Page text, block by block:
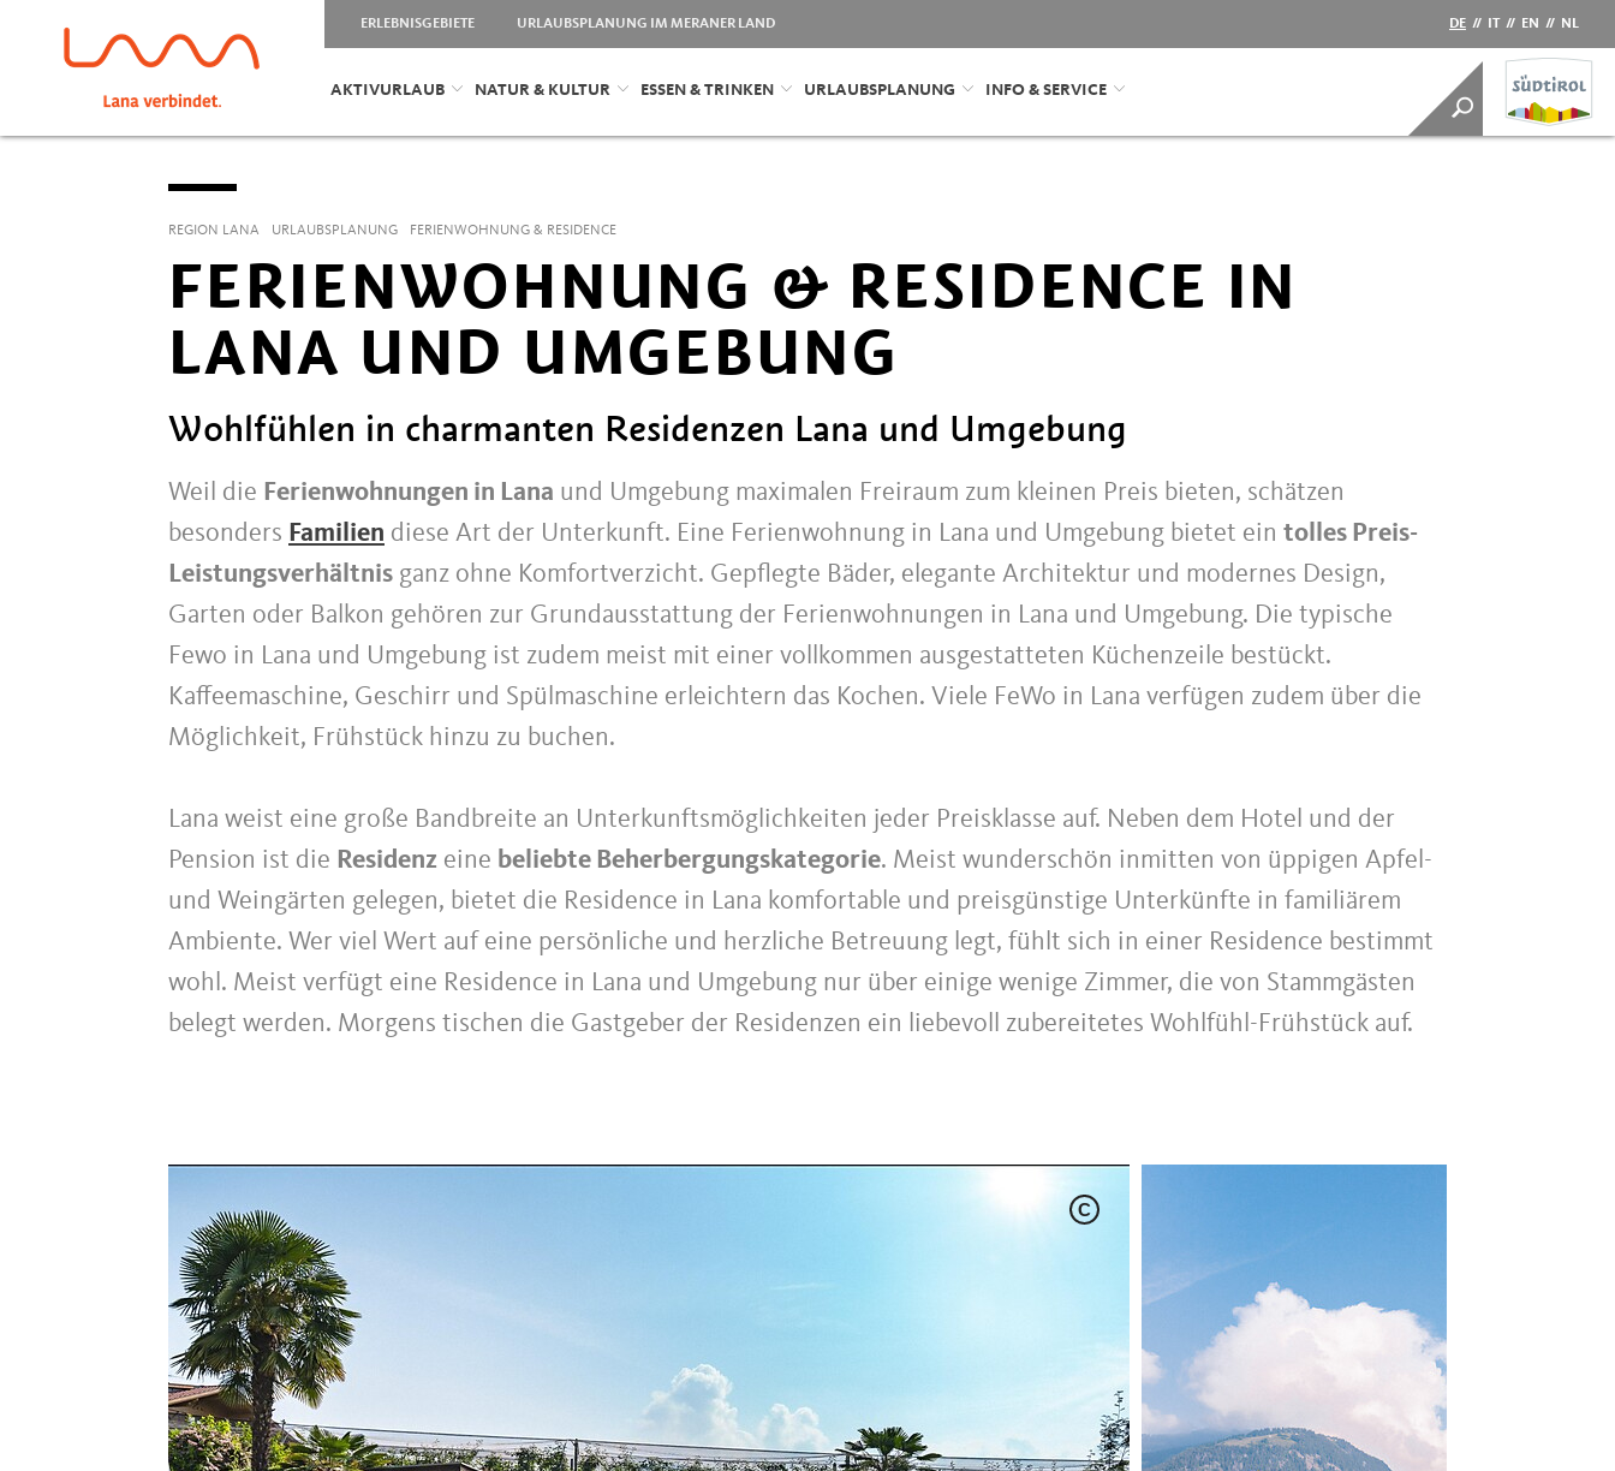
ERLEBNISGEBIETE URLAUBSPLANUNG IM MERANER LAND DE // IT // EN // NL
AKTIVURLAUB NATUR & KULTUR ESSEN & TRINKEN URLAUBSPLANUNG INFO & SERVICE
REGION LANA URLAUBSPLANUNG FERIENWOHNUNG & RESIDENCE
FERIENWOHNUNG & RESIDENCE IN
LANA UND UMGEBUNG
Wohlfühlen in charmanten Residenzen Lana und Umgebung
Weil die Ferienwohnungen in Lana und Umgebung maximalen Freiraum zum kleinen Preis bieten, schätzen
besonders Familien diese Art der Unterkunft. Eine Ferienwohnung in Lana und Umgebung bietet ein tolles Preis-
Leistungsverhältnis ganz ohne Komfortverzicht. Gepflegte Bäder, elegante Architektur und modernes Design,
Garten oder Balkon gehören zur Grundausstattung der Ferienwohnungen in Lana und Umgebung. Die typische
Fewo in Lana und Umgebung ist zudem meist mit einer vollkommen ausgestatteten Küchenzeile bestückt.
Kaffeemaschine, Geschirr und Spülmaschine erleichtern das Kochen. Viele FeWo in Lana verfügen zudem über die
Möglichkeit, Frühstück hinzu zu buchen.
Lana weist eine große Bandbreite an Unterkunftsmöglichkeiten jeder Preisklasse auf. Neben dem Hotel und der
Pension ist die Residenz eine beliebte Beherbergungskategorie. Meist wunderschön inmitten von üppigen Apfel-
und Weingärten gelegen, bietet die Residence in Lana komfortable und preisgünstige Unterkünfte in familiärem
Ambiente. Wer viel Wert auf eine persönliche und herzliche Betreuung legt, fühlt sich in einer Residence bestimmt
wohl. Meist verfügt eine Residence in Lana und Umgebung nur über einige wenige Zimmer, die von Stammgästen
belegt werden. Morgens tischen die Gastgeber der Residenzen ein liebevoll zubereitetes Wohlfühl-Frühstück auf.